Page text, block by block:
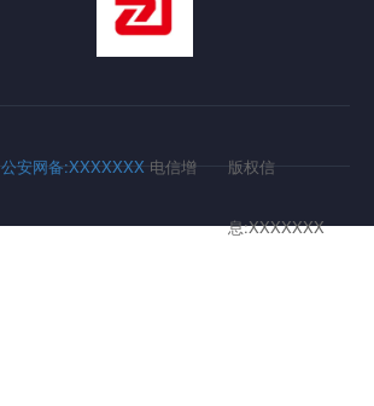
公安网备:XXXXXXX 电信增 版权信
息:XXXXXXX